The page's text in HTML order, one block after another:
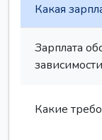
Какая
Зарплата
Какие